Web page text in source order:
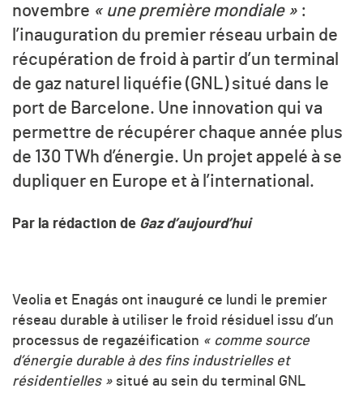
novembre « une première mondiale » :
l’inauguration du premier réseau urbain de
récupération de froid à partir d’un terminal
de gaz naturel liquéfie (GNL) situé dans le
port de Barcelone. Une innovation qui va
permettre de récupérer chaque année plus
de 130 TWh d’énergie. Un projet appelé à se
dupliquer en Europe et à l’international.
Par la rédaction de Gaz d’aujourd’hui
Veolia et Enagás ont inauguré ce lundi le premier
réseau durable à utiliser le froid résiduel issu d’un
processus de regazéification « comme source
d’énergie durable à des fins industrielles et
résidentielles » situé au sein du terminal GNL